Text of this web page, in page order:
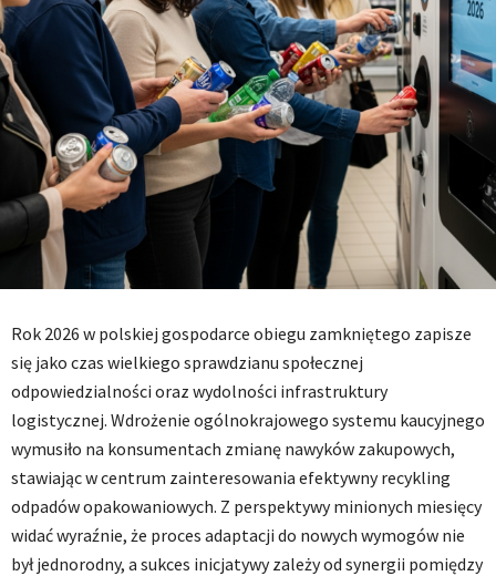
Rok 2026 w polskiej gospodarce obiegu zamkniętego zapisze
się jako czas wielkiego sprawdzianu społecznej
odpowiedzialności oraz wydolności infrastruktury
logistycznej. Wdrożenie ogólnokrajowego systemu kaucyjnego
wymusiło na konsumentach zmianę nawyków zakupowych,
stawiając w centrum zainteresowania efektywny recykling
odpadów opakowaniowych. Z perspektywy minionych miesięcy
widać wyraźnie, że proces adaptacji do nowych wymogów nie
był jednorodny, a sukces inicjatywy zależy od synergii pomiędzy